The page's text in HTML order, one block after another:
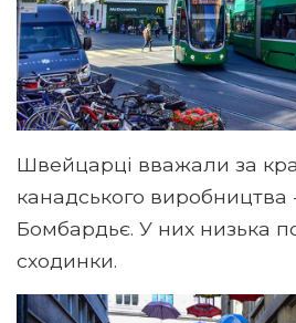
Швейцарці вважали за
канадського виробництва
Бомбардьє. У них низька
сходинки.